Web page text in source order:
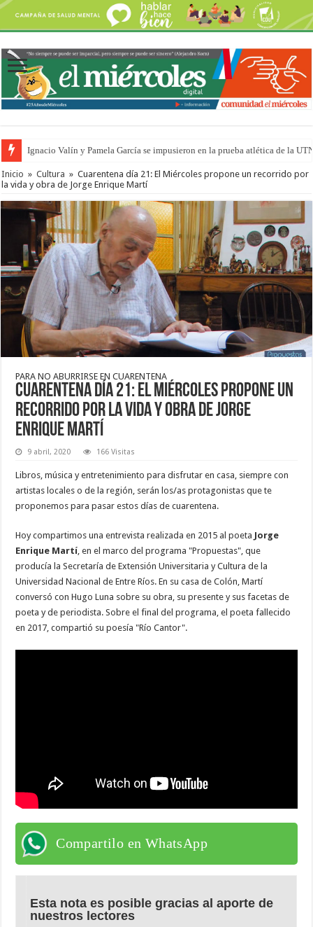
Ignacio Valín y Pamela García se impusieron en la prueba atlética de la
Inicio » Cultura » Cuarentena día 21: El Miércoles propone un recorrido por
la vida y obra de Jorge Enrique Martí
PARA NO ABURRIRSE EN CUARENTENA
Cuarentena día 21: El Miércoles propone un
recorrido por la vida y obra de Jorge
Enrique Martí
9 abril, 2020 166 Visitas
Libros, música y entretenimiento para disfrutar en casa, siempre con
artistas locales o de la región, serán los/as protagonistas que te
proponemos para pasar estos días de cuarentena.
Hoy compartimos una entrevista realizada en 2015 al poeta Jorge
Enrique Martí , en el marco del programa "Propuestas", que
producía la Secretaría de Extensión Universitaria y Cultura de la
Universidad Nacional de Entre Ríos. En su casa de Colón, Martí
conversó con Hugo Luna sobre su obra, su presente y sus facetas de
poeta y de periodista. Sobre el final del programa, el poeta fallecido
en 2017, compartió su poesía "Río Cantor".
Compartilo en WhatsApp
Esta nota es posible gracias al aporte de
nuestros lectores